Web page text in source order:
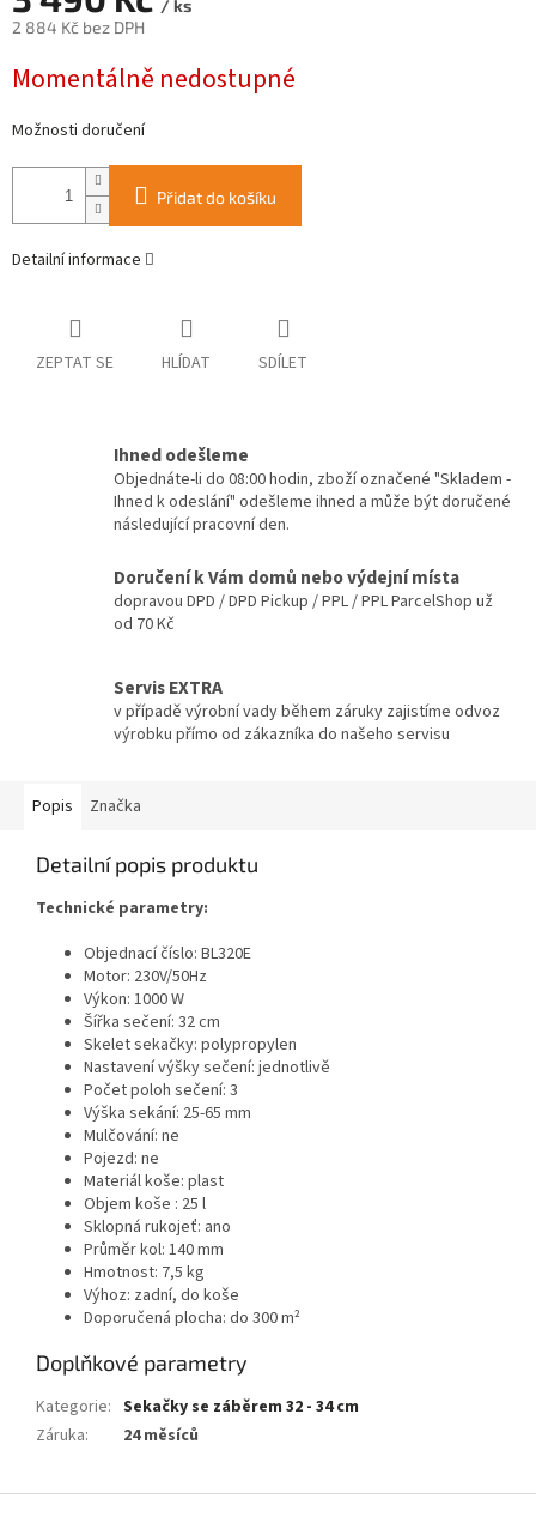
/ ks
2 884 Kč bez DPH
cena:
Momentálně nedostupné
Možnosti doručení
Přidat do košíku
Detailní informace
ZEPTAT SE HLÍDAT SDÍLET
Ihned odešleme
Objednáte-li do 08:00 hodin, zboží označené "Skladem -
Ihned k odeslání" odešleme ihned a může být doručené
následující pracovní den.
Doručení k Vám domů nebo výdejní místa
dopravou DPD / DPD Pickup / PPL / PPL ParcelShop už
od 70 Kč
Servis EXTRA
v případě výrobní vady během záruky zajistíme odvoz
výrobku přímo od zákazníka do našeho servisu
Popis Značka
Detailní popis produktu
Technické parametry:
Objednací číslo: BL320E
Motor: 230V/50Hz
Výkon: 1000 W
Šířka sečení: 32 cm
Skelet sekačky: polypropylen
Nastavení výšky sečení: jednotlivě
Počet poloh sečení: 3
Výška sekání: 25-65 mm
Mulčování: ne
Pojezd: ne
Materiál koše: plast
Objem koše : 25 l
Sklopná rukojeť: ano
Průměr kol: 140 mm
Hmotnost: 7,5 kg
Výhoz: zadní, do koše
Doporučená plocha: do 300 m²
Doplňkové parametry
Kategorie: Sekačky se záběrem 32 - 34 cm
Záruka: 24 měsíců